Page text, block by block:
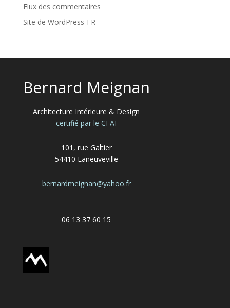
Flux des commentaires
Site de WordPress-FR
Bernard Meignan
Architecture Intérieure & Design
certifié par le CFAI
101, rue Galtier
54410 Laneuveville
bernardmeignan@yahoo.fr
06 13 37 60 15